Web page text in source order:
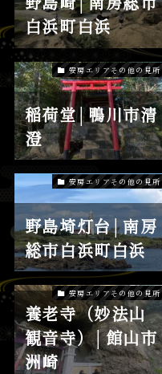
白浜町白浜
安房エリアその他の見所
稲荷堂│鴨川市清
澄
安房エリアその他の見所
野島埼灯台│南房
総市白浜町白浜
安房エリアその他の見所
養老寺（妙法山
観音寺）│館山市
洲崎